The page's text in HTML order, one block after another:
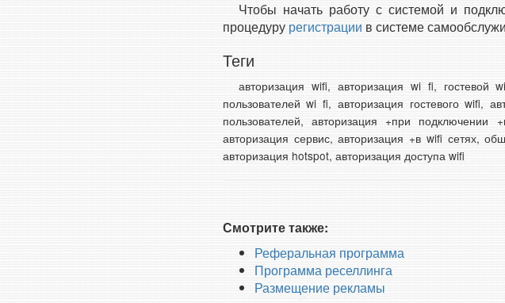
Чтобы начать работу с системой и
процедуру регистрации в системе
Теги
авторизация wifi, авторизация wi fi,
пользователей wi fi, авторизация гостевого wifi,
пользователей, авторизация +при
авторизация сервис, авторизация +в wifi сетях,
авторизация hotspot, авторизация доступа wifi
Смотрите также:
Реферальная программа
Программа реселлинга
Размещение рекламы